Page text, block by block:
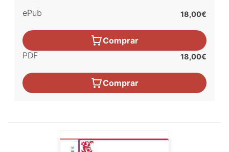
ePub 18,00€
Comprar
PDF
18,00€
Comprar